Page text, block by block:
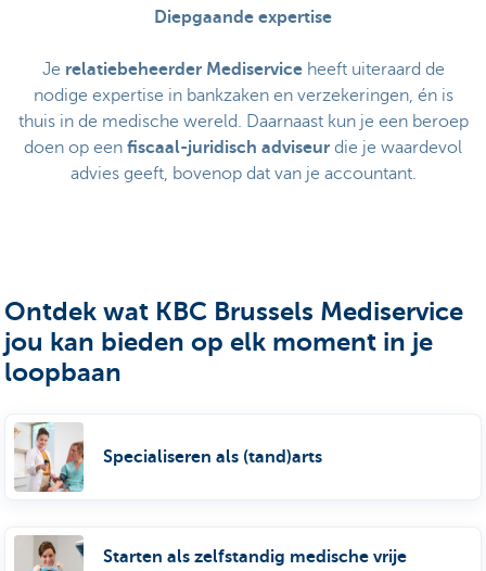
Diepgaande expertise
Je relatiebeheerder Mediserviceheeft uiteraard de
nodige expertise in bankzaken en verzekeringen, én is
thuis in de medische wereld. Daarnaast kun je een beroep
doen op een fiscaal-juridisch adviseur die je waardevol
advies geeft, bovenop dat van je accountant.
Ontdek wat KBC Brussels Mediservice
jou kan bieden op elk moment in je
loopbaan
Specialiseren als (tand)arts
Starten als zelfstandig medische vrije